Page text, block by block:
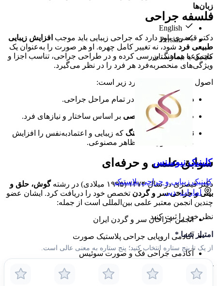
فلسفه جراحی
دکتر قیصری باور دارد که جراحی زیبایی باید موجب افزایش زیبایی
طبیعی فرد شود، نه تغییر کامل چهره. او هر صورت را به‌عنوان یک
مجموعه هماهنگ بررسی کرده و در طراحی جراحی، تناسب اجزا و
ویژگی‌های منحصربه‌فرد هر فرد را در نظر می‌گیرد.
اصول کاری او شامل موارد زیر است:
دقت و ظرافت بالا در تمام مراحل جراحی.
طرح درمان اختصاصی بر اساس ساختار و نیازهای فرد.
نتایج طبیعی و هماهنگ که زیبایی و اعتمادبه‌نفس را افزایش
می‌دهد بدون ایجاد ظاهر مصنوعی.
سوابق علمی و حرفه‌ای
دکتر قیصری در سال ۱۳۷۴ (۱۹۹۵ میلادی) در رشته
گوش، حلق و
بینی و جراحی سر و گردن تخصص خود را دریافت کرد. ایشان عضو
چندین انجمن معتبر علمی بین‌المللی است از جمله:
انجمن جراحان سر و گردن ایران
آکادمی اروپایی جراحی پلاستیک صورت
آکادمی جراحی فک و صورت سوئیس
آموزش بین‌المللی و شرکت مداوم او در دوره‌های تخصصی موجب
شده است تا بیمارانش در دبی از جدیدترین تکنیک‌ها و استانداردهای
زبان‌ها
Persian
کلینیک یا بیمارستان
کلینیک نیوسنس
کلینیک زیبایی و جراحی پلاستیک
امارات»دبی
نظر خود را ثبت کنید
امتیاز شما *
از یک تا پنج ستاره انتخاب کنید؛ پنج ستاره به معنی عالی است.